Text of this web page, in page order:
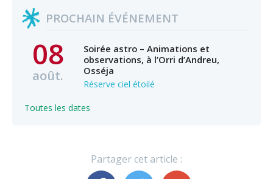
PROCHAIN ÉVÉNEMENT
08
août.
Soirée astro – Animations et
observations, à l’Orri d’Andreu,
Osséja
Réserve ciel étoilé
Toutes les dates
Partager cet article :